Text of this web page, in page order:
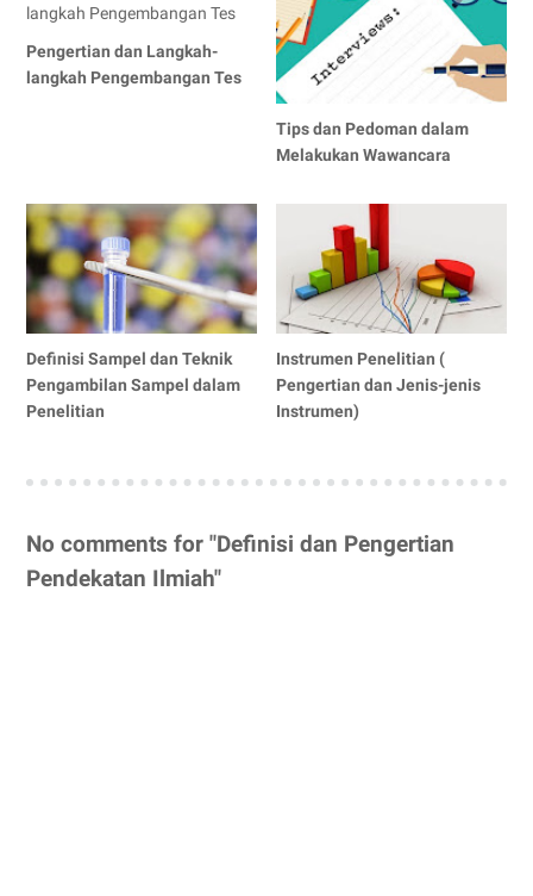
Pengertian dan Langkah-
langkah Pengembangan Tes
Tips dan Pedoman dalam
Melakukan Wawancara
Definisi Sampel dan Teknik
Pengambilan Sampel dalam
Penelitian
Instrumen Penelitian (
Pengertian dan Jenis-jenis
Instrumen)
No comments for "Definisi dan Pengertian
Pendekatan Ilmiah"